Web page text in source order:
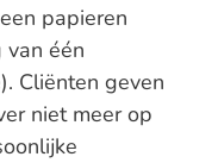
papieren
één
Cliënten geven
niet meer op